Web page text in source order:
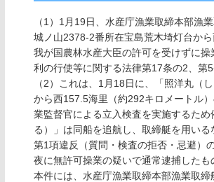
（1）1月19日、水産庁漁業取締本部漁
城ノ山2378-2番所在宝島荒木埼灯台か
我が国農林水産大臣の許可を受けずに
利の行使等に関する法律第17条の2、第
（2）これは、1月18日に、「照洋丸（
から西157.5海里（約292キロメートル
業監督官による立入検査を実施するた
る）」は同船を追航し、取締艇を用い
第1項違反（質問・検査の拒否・忌避）
夜に無許可操業の疑いで通常逮捕したも
本件には、水産庁漁業取締本部漁業取